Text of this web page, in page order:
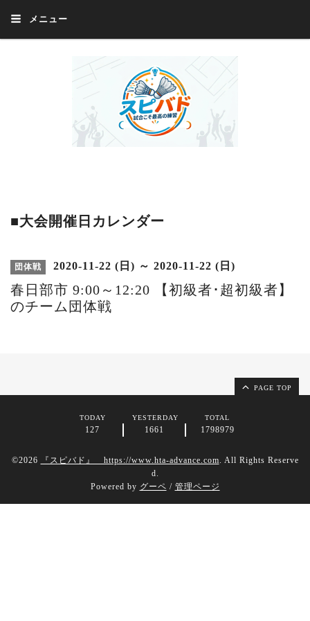
メニュー
■大会開催日カレンダー
団体戦 2020-11-22 (日) ～ 2020-11-22 (日)
春日部市 9:00～12:20 【初級者･超初級者】
のチーム団体戦
PAGE TOP
TODAY
127
YESTERDAY
1661
TOTAL
1798979
©2026 『スピバド』 https://www.hta-advance.com. All Rights Reserve
d.
Powered by グーペ / 管理ページ